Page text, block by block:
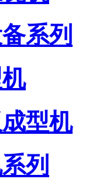
系列
型机
列